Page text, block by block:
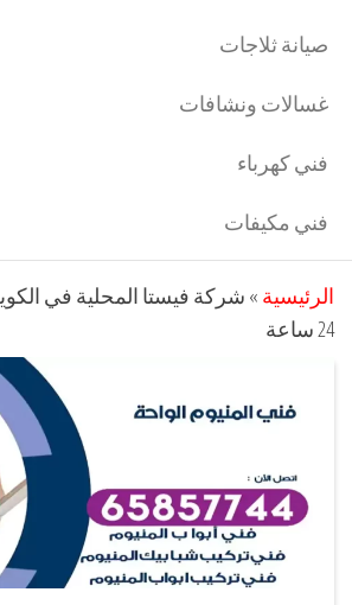
صيانة ثلاجات
غسالات ونشافات
فني كهرباء
فني مكيفات
الرئيسية » شركة فيستا المحلية في
24 ساعة